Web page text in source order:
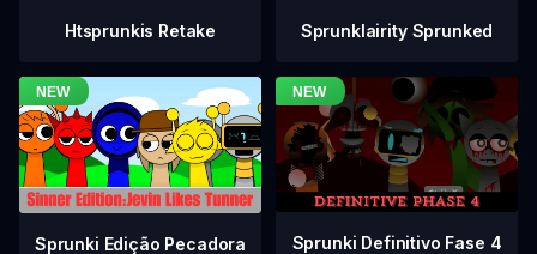
Htsprunkis Retake Sprunklairity Sprunked
Sprunki Edição Pecadora Sprunki Definitivo Fase 4